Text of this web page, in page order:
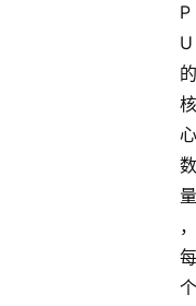
P
U
的
核
心
数
量
，
每
个